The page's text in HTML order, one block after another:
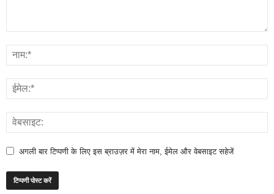
अगली बार टिप्पणी के लिए इस ब्राउज़र में मेरा नाम, ईमेल और वेबसाइट सहेजें